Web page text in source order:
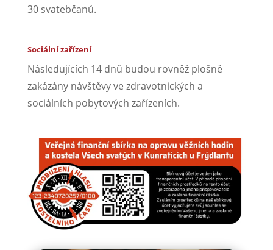
30 svatebčanů.
Sociální zařízení
Následujících 14 dnů budou rovněž plošně
zakázány návštěvy ve zdravotnických a
sociálních pobytových zařízeních.